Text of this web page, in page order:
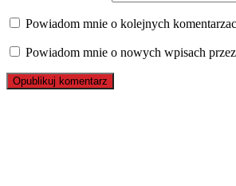
Powiadom mnie o kolejnych
Powiadom mnie o nowych wpisach